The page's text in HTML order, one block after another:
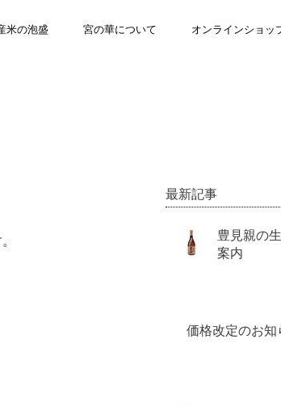
米の泡盛 宮の華について オンラインショッ
最新記事
豊見親の
案内
価格改定のお知